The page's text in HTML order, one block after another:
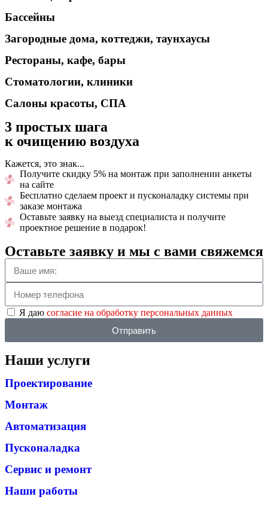
Бассейны
Загородные дома, коттеджи, таунхаусы
Рестораны, кафе, бары
Стоматологии, клиники
Салоны красоты, СПА
3 простых шага
к очищению воздуха
Кажется, это знак...
Получите скидку 5% на монтаж при заполнении анкеты
на сайте
Бесплатно сделаем проект и пусконаладку системы при
заказе монтажа
Оставьте заявку на выезд специалиста и получите
проектное решение в подарок!
Оставьте заявку и мы с вами свяжемся
Я даю согласие на обработку персональных данных
Отправить
Наши услуги
Проектирование
Монтаж
Автоматизация
Пусконаладка
Сервис и ремонт
Наши работы